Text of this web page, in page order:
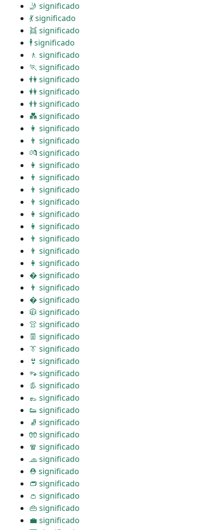
🤳 significado
💃 significado
👯 significado
🕴 significado
🚶 significado
🏃 significado
👫 significado
👭 significado
👬 significado
💑 significado
👩 significado
👨 significado
💏 significado
👩 significado
👨 significado
👨 significado
👨 significado
👩 significado
👩 significado
👨 significado
👨 significado
👩 significado
� significado
👨 significado
� significado
🧥 significado
👚 significado
👖 significado
👔 significado
👙 significado
👡 significado
👢 significado
👞 significado
👟 significado
🧦 significado
🧤 significado
🧣 significado
🧢 significado
⛑ significado
👝 significado
👛 significado
👜 significado
💼 significado